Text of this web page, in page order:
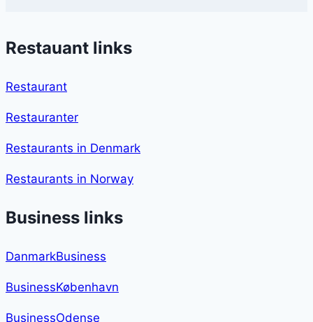
Restauant links
Restaurant
Restauranter
Restaurants in Denmark
Restaurants in Norway
Business links
DanmarkBusiness
BusinessKøbenhavn
BusinessOdense